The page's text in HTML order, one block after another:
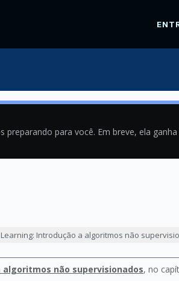
para você. Em breve, ela
Introdução a algoritmos não
não supervisionados, no